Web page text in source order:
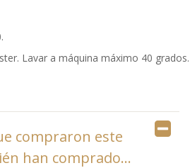
Lavar a máquina máximo 40 grados.
compraron este
han comprado...